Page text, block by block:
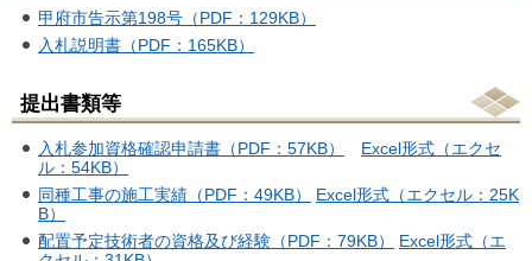
甲府市告示第198号（PDF：129KB）
入札説明書（PDF：165KB）
提出書類等
入札参加資格確認申請書（PDF：57KB）
Excel形式（エクセ
ル：54KB）
同種工事の施工実績（PDF：49KB）
Excel形式（エクセル：25K
B）
配置予定技術者の資格及び経験（PDF：79KB）
Excel形式（エ